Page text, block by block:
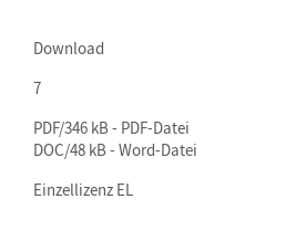
Download
7
PDF/346 kB - PDF-Datei
DOC/48 kB - Word-Datei
Einzellizenz EL